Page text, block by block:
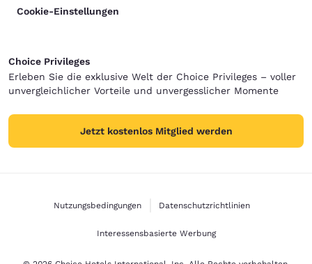
Cookie-Einstellungen
Choice Privileges
Erleben Sie die exklusive Welt der Choice Privileges – voller
unvergleichlicher Vorteile und unvergesslicher Momente
Jetzt kostenlos Mitglied werden
Nutzungsbedingungen Datenschutzrichtlinien
Interessensbasierte Werbung